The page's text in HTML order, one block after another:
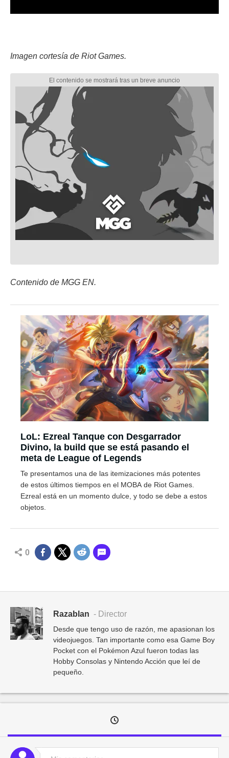
Imagen cortesía de Riot Games.
Contenido de MGG EN.
LoL: Ezreal Tanque con Desgarrador
Divino, la build que se está pasando el
meta de League of Legends
Te presentamos una de las itemizaciones más potentes
de estos últimos tiempos en el MOBA de Riot Games.
Ezreal está en un momento dulce, y todo se debe a estos
objetos.
0
Razablan - Director
Desde que tengo uso de razón, me apasionan los
videojuegos. Tan importante como esa Game Boy
Pocket con el Pokémon Azul fueron todas las
Hobby Consolas y Nintendo Acción que leí de
pequeño.